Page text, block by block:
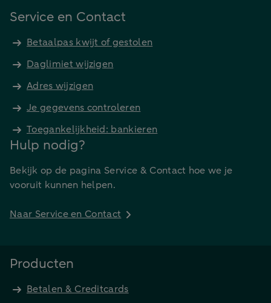
Service en Contact
Betaalpas kwijt of gestolen
Daglimiet wijzigen
Adres wijzigen
Je gegevens controleren
Toegankelijkheid: bankieren
Hulp nodig?
Bekijk op de pagina Service & Contact hoe we je
vooruit kunnen helpen.
Naar Service en Contact
Producten
Betalen & Creditcards